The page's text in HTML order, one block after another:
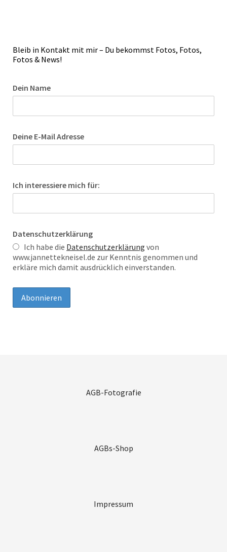
Bleib in Kontakt mit mir – Du bekommst Fotos, Fotos,
Fotos & News!
Dein Name
Deine E-Mail Adresse
Ich interessiere mich für:
Datenschutzerklärung
Ich habe die Datenschutzerklärung von
www.jannettekneisel.de zur Kenntnis genommen und
erkläre mich damit ausdrücklich einverstanden.
AGB-Fotografie
AGBs-Shop
Impressum